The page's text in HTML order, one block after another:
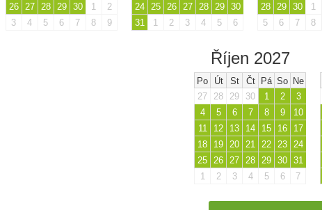
26
27 28 29 30 1
2
3
4 5 6 7 8 9
24
25 26 27 28 29
30
31
1 2 3 4 5 6
28
29 30 1
5
6 7 8
Říjen 2027
Po Út St Čt Pá So Ne
27
28 29 30 1 2
3
4
5 6 7 8 9
10
11
12 13 14 15 16
17
18
19 20 21 22 23 24
25 26 27 28 29 30 31
1
2 3 4 5 6 7